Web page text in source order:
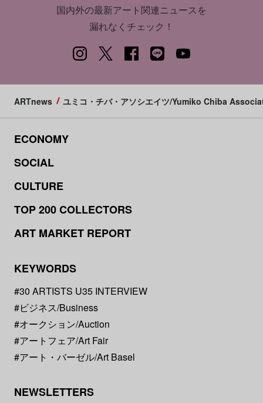
国内外の最新アート関連ニュースを
漏れなくチェック！
ARTnews ユミコ・チバ・アソシエイツ/Yumiko Chiba
ECONOMY
SOCIAL
CULTURE
TOP 200 COLLECTORS
ART MARKET REPORT
KEYWORDS
#30 ARTISTS U35 INTERVIEW
#ビジネス/Business
#オークション/Auction
#アートフェア/Art Fair
#アート・バーゼル/Art Basel
NEWSLETTERS